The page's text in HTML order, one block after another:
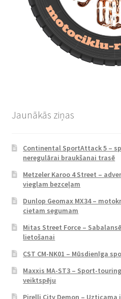
Jaunākās ziņas
Continental SportAttack 5 –
neregulārai braukšanai trasē
Metzeler Karoo 4 Street –
vieglam bezceļam
Dunlop Geomax MX34 –
cietam segumam
Mitas Street Force –
lietošanai
CST CM-NK01 – Mūsdienīga
Maxxis MA-ST3 – Sport-
veiktspēju
Pirelli City Demon –